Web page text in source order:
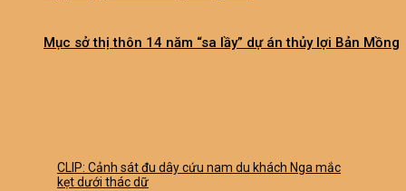
Mục sở thị thôn 14 năm “sa lầy” dự án thủy lợi Bản Mồng
CLIP: Cảnh sát đu dây cứu nam du khách Nga mắc
kẹt dưới thác dữ